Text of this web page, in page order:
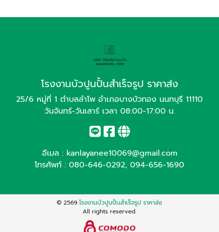
โรงงานบัวปูนปั้นสำเร็จรูป ราคาส่ง
25/6 หมู่ที่ 1 ตำบลลำโพ อำเภอบางบัวทอง นนทบุรี 11110
วันจันทร์-วันเสาร์ เวลา 08:00-17:00 น.
อีเมล : kanlayanee10069@gmail.com
โทรศัพท์ : 080-646-0292, 094-656-1690
© 2569โรงงานบัวปูนปั้นสำเร็จรูป ราคาส่ง
All rights reserved.